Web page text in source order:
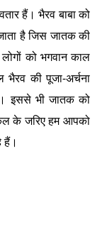
हैं। भैरव बाबा को
है जिस जातक की
को भगवान काल
की पूजा-अर्चना
इससे भी जातक को
के जरिए हम आपको
हैं।